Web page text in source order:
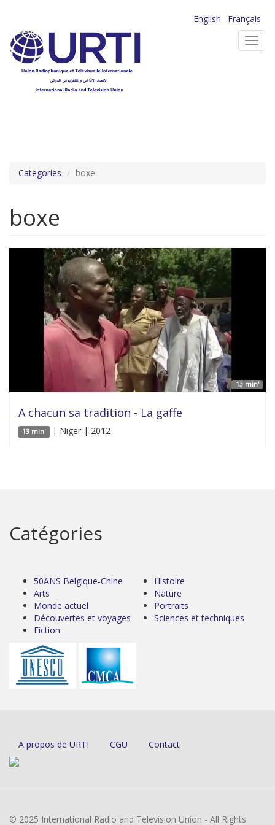
contenu
principal
English
Français
Categories boxe
boxe
13 min'
A chacun sa tradition - La gaffe
13 min' | Niger | 2012
Catégories
50ANS Belgique-Chine
Arts
Monde actuel
Découvertes et voyages
Fiction
Histoire
Nature
Portraits
Sciences et techniques
A propos de URTI CGU Contact
© 2025 International Radio and Television Union - All Rights